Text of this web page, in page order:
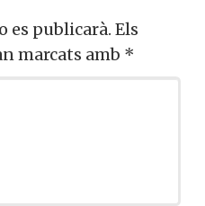
els governs